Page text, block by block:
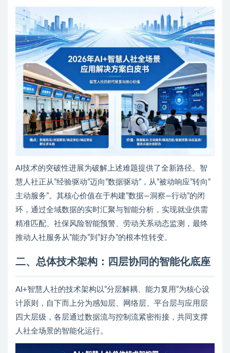
AI技术的突破性进展为破解上述难题提供了全新路径。智
慧人社正从”经验驱动”迈向”数据驱动”，从”被动响应”转向”
主动服务”。其核心价值在于构建”数据—洞察—行动”的闭
环，通过全域数据的实时汇聚与智能分析，实现就业供需
精准匹配、社保风险智能预警、劳动关系动态监测，最终
推动人社服务从”能办”到”好办”的根本性转变。
二、总体技术架构：四层协同的智能化底座
AI+智慧人社的技术架构以”分层解耦、能力复用”为核心设
计原则，自下而上分为感知层、网络层、平台层与应用层
四大层级，各层通过数据流与控制流紧密衔接，共同支撑
人社全场景的智能化运行。